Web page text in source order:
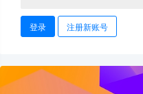
登录 注册新账号